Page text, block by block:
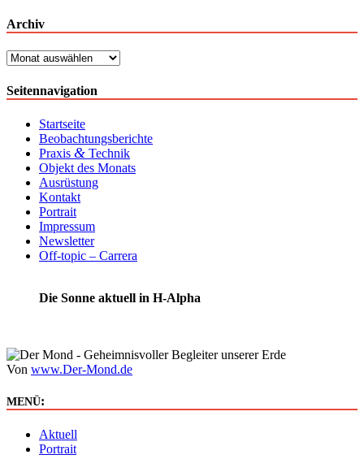
Archiv
Archiv
Seitennavigation
Startseite
Beobachtungsberichte
Praxis & Technik
Objekt des Monats
Ausrüstung
Kontakt
Portrait
Impressum
Newsletter
Off-topic – Carrera
Die Sonne aktuell in H-Alpha
Von www.Der-Mond.de
MENÜ:
Aktuell
Portrait